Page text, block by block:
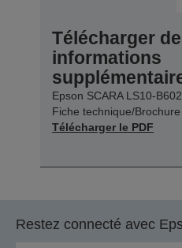
Télécharger
informations
Epson SCARA LS10-
Fiche technique/Brochure
Télécharger le PDF
Restez connecté avec